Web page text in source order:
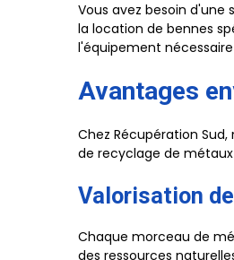
Vous avez besoin
la location de bennes
l'équipement
Avantages
Chez Récupération
de recyclage de
Valorisation
Chaque morceau de
des ressources